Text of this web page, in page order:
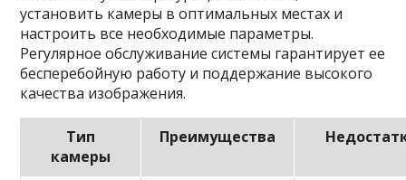
установить камеры в оптимальных местах и
настроить все необходимые параметры.
Регулярное обслуживание системы гарантирует ее
бесперебойную работу и поддержание высокого
качества изображения.
Тип
камеры
Преимущества